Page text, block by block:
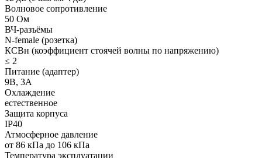
Волновое сопротивление
50 Ом
ВЧ-разъёмы
N-female (розетка)
КСВн (коэффициент стоячей волны по напряжению)
≤ 2
Питание (адаптер)
9В, 3A
Охлаждение
естественное
Защита корпуса
IP40
Атмосферное давление
от 86 кПа до 106 кПа
Температура эксплуатации